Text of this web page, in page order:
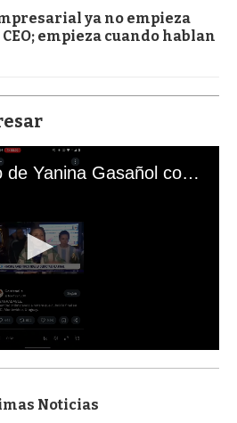
ya no empieza
empieza cuando hablan
El mal momento de Yanina Gasañol con un hincha argentino en "Subrayado"
Noticias